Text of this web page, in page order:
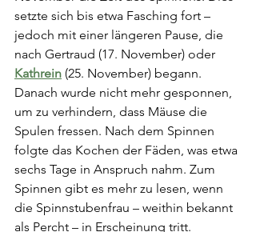
setzte sich bis etwa Fasching fort –
jedoch mit einer längeren Pause, die
nach Gertraud (17. November) oder
Kathrein (25. November) begann.
Danach wurde nicht mehr gesponnen,
um zu verhindern, dass Mäuse die
Spulen fressen. Nach dem Spinnen
folgte das Kochen der Fäden, was etwa
sechs Tage in Anspruch nahm. Zum
Spinnen gibt es mehr zu lesen, wenn
die Spinnstubenfrau – weithin bekannt
als Percht – in Erscheinung tritt.